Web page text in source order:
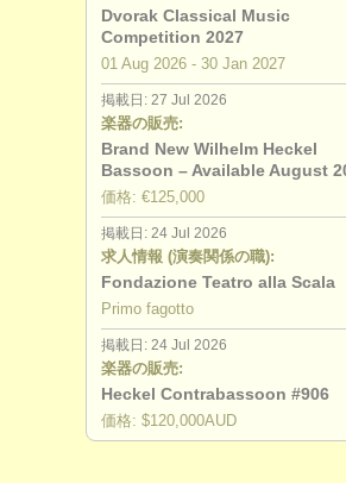
Dvorak Classical Music
Competition 2027
01 Aug 2026 - 30 Jan 2027
掲載日: 27 Jul 2026
楽器の販売:
Brand New Wilhelm Heckel
Bassoon – Available August
価格: €125,000
掲載日: 24 Jul 2026
求人情報 (演奏関係の職):
Fondazione Teatro alla Scala
Primo fagotto
掲載日: 24 Jul 2026
楽器の販売:
Heckel Contrabassoon #906
価格: $120,000AUD